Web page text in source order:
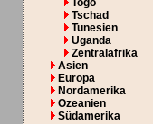
Togo
Tschad
Tunesien
Uganda
Zentralafrika
Asien
Europa
Nordamerika
Ozeanien
Südamerika